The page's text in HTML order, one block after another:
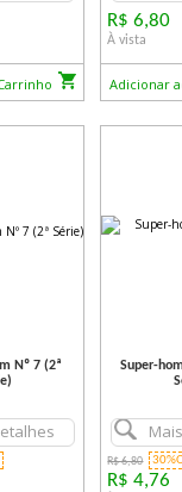
R$ 6,80
À vista
Adicionar
Nº 7 (2ª
Super-
R$ 6,80
R$ 4,76